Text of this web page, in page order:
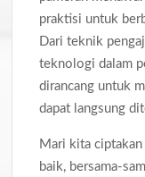
praktisi untuk
Dari teknik
teknologi dalam
dirancang untuk
dapat langsung
Mari kita
baik, bersama-